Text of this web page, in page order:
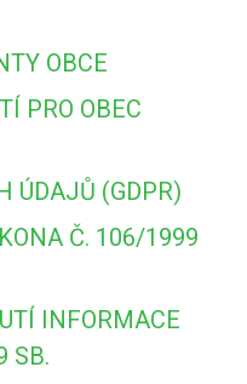
OBCE
PRO OBEC
ÚDAJŮ (GDPR)
Č. 106/1999
INFORMACE
SB.